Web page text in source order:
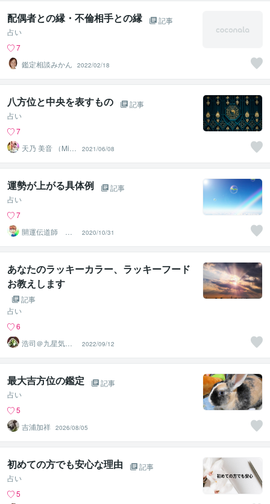
配偶者との縁・不倫相手との縁
記事
占い
7
鑑定相談みかん
2022/02/18
八方位と中央を表すもの
記事
占い
7
天乃 美音 （Mi
o）Atelier天色
2021/06/08
運勢が上がる具体例
記事
占い
7
開運伝道師 HE
RO
2020/10/31
あなたのラッキーカラー、ラッキーフード
お教えします
記事
占い
6
浩司＠九星気学
風水鑑定士、姓
名鑑定士
2022/09/12
最大吉方位の鑑定
記事
占い
5
吉浦加祥 2026/08/05
初めての方でも安心な理由
記事
占い
5